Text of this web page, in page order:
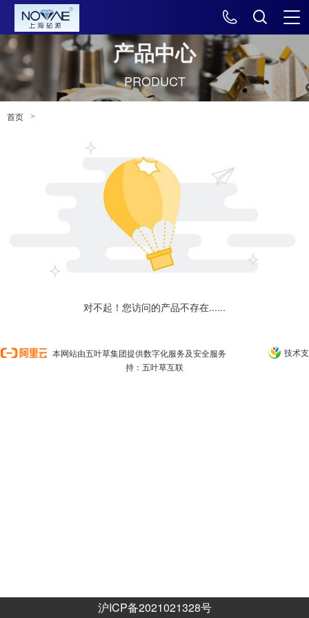
产品中心
PRODUCT
首页 >
对不起！您访问的产品不存在......
沪ICP备2021021328号
本网站由五叶草集团提供数字化服务及安全服务
技术支
持：五叶草互联